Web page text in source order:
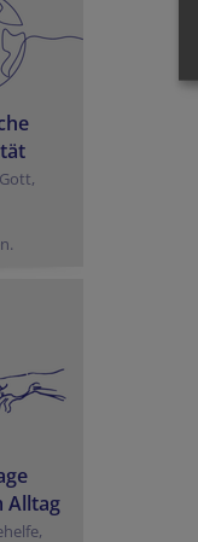
Alltag